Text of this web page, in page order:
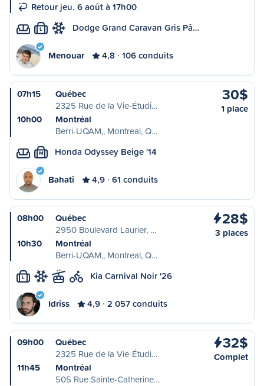
Retour jeu. 6 août à 17h00
L Dodge Grand Caravan Gris Pâ…
Menouar 4,8 106 conduits
07h15
Québec
2325 Rue de la Vie-Étudi…
10h00
Montréal
Berri-UQAM,, Montreal, Q…
30$
1 place
M Honda Odyssey Beige '14
Bahati 4,9 61 conduits
08h00
Québec
2950 Boulevard Laurier, …
10h30
Montréal
Berri-UQAM,, Montreal, Q…
28$
3 places
L Kia Carnival Noir '26
Idriss 4,9 2 057 conduits
09h00
Québec
2325 Rue de la Vie-Étudi…
11h45
Montréal
505 Rue Sainte-Catherine…
32$
Complet